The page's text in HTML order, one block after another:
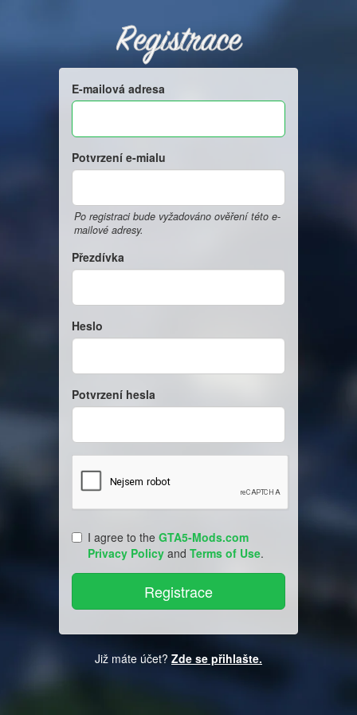
Registrace
E-mailová adresa
Potvrzení e-mialu
Po registraci bude vyžadováno ověření této e-
mailové adresy.
Přezdívka
Heslo
Potvrzení hesla
I agree to the GTA5-Mods.com
Privacy Policy and Terms of Use.
Již máte účet? Zde se přihlašte.